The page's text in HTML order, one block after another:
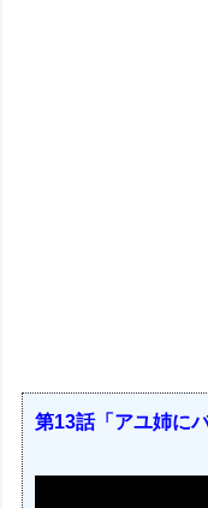
第13話「アユ姉に